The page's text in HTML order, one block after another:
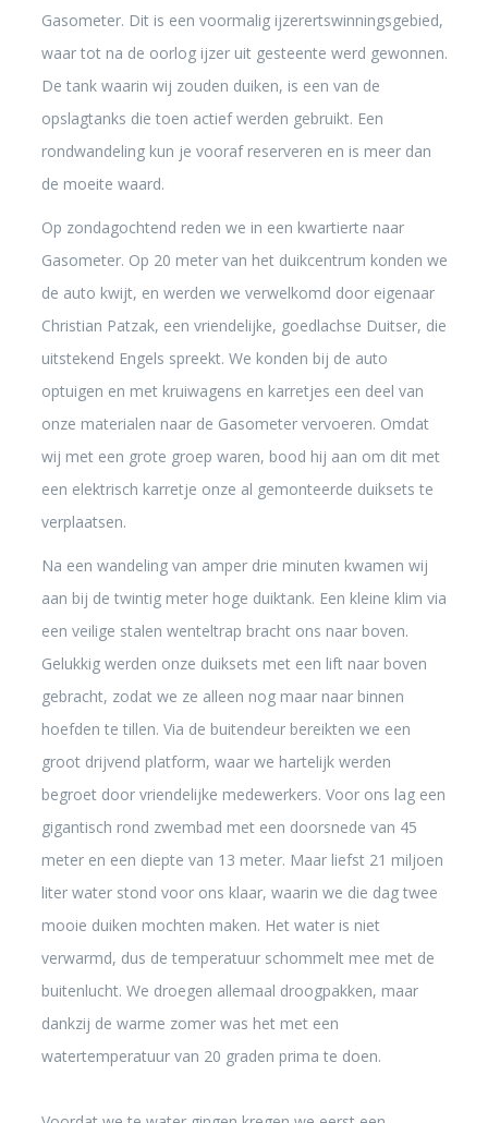
Gasometer. Dit is een voormalig ijzerertswinningsgebied,
waar tot na de oorlog ijzer uit gesteente werd gewonnen.
De tank waarin wij zouden duiken, is een van de
opslagtanks die toen actief werden gebruikt. Een
rondwandeling kun je vooraf reserveren en is meer dan
de moeite waard.
Op zondagochtend reden we in een kwartierte naar
Gasometer. Op 20 meter van het duikcentrum konden we
de auto kwijt, en werden we verwelkomd door eigenaar
Christian Patzak, een vriendelijke, goedlachse Duitser, die
uitstekend Engels spreekt. We konden bij de auto
optuigen en met kruiwagens en karretjes een deel van
onze materialen naar de Gasometer vervoeren. Omdat
wij met een grote groep waren, bood hij aan om dit met
een elektrisch karretje onze al gemonteerde duiksets te
verplaatsen.
Na een wandeling van amper drie minuten kwamen wij
aan bij de twintig meter hoge duiktank. Een kleine klim via
een veilige stalen wenteltrap bracht ons naar boven.
Gelukkig werden onze duiksets met een lift naar boven
gebracht, zodat we ze alleen nog maar naar binnen
hoefden te tillen. Via de buitendeur bereikten we een
groot drijvend platform, waar we hartelijk werden
begroet door vriendelijke medewerkers. Voor ons lag een
gigantisch rond zwembad met een doorsnede van 45
meter en een diepte van 13 meter. Maar liefst 21 miljoen
liter water stond voor ons klaar, waarin we die dag twee
mooie duiken mochten maken. Het water is niet
verwarmd, dus de temperatuur schommelt mee met de
buitenlucht. We droegen allemaal droogpakken, maar
dankzij de warme zomer was het met een
watertemperatuur van 20 graden prima te doen.